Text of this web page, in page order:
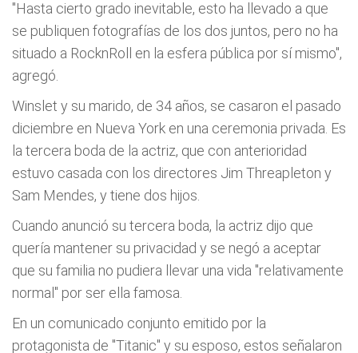
"Hasta cierto grado inevitable, esto ha llevado a que
se publiquen fotografías de los dos juntos, pero no ha
situado a RocknRoll en la esfera pública por sí mismo",
agregó.
Winslet y su marido, de 34 años, se casaron el pasado
diciembre en Nueva York en una ceremonia privada. Es
la tercera boda de la actriz, que con anterioridad
estuvo casada con los directores Jim Threapleton y
Sam Mendes, y tiene dos hijos.
Cuando anunció su tercera boda, la actriz dijo que
quería mantener su privacidad y se negó a aceptar
que su familia no pudiera llevar una vida "relativamente
normal" por ser ella famosa.
En un comunicado conjunto emitido por la
protagonista de "Titanic" y su esposo, estos señalaron